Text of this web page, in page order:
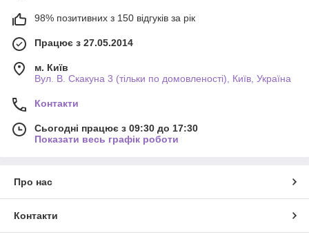
98% позитивних з 150 відгуків за рік
Працює з 27.05.2014
м. Київ
Вул. В. Скакуна 3 (тільки по домовленості), Київ, Україна
Контакти
Сьогодні працює з 09:30 до 17:30
Показати весь графік роботи
Про нас
Контакти